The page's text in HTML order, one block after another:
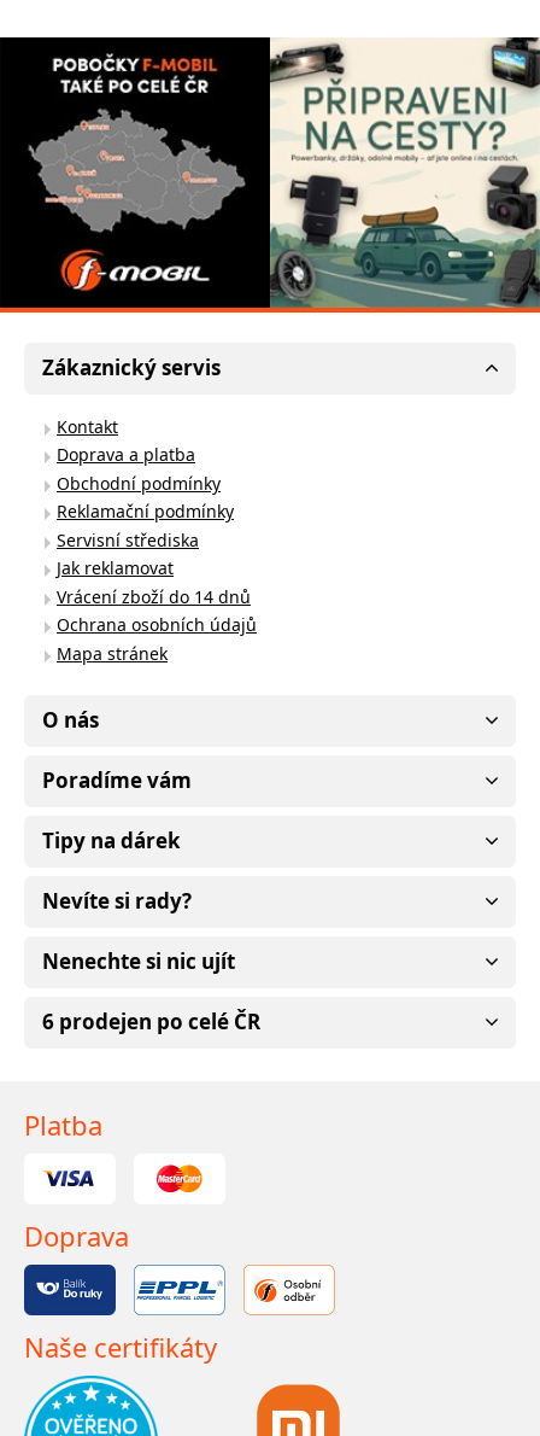
Zákaznický servis
Kontakt
Doprava a platba
Obchodní podmínky
Reklamační podmínky
Servisní střediska
Jak reklamovat
Vrácení zboží do 14 dnů
Ochrana osobních údajů
Mapa stránek
O nás
Poradíme vám
Tipy na dárek
Nevíte si rady?
Nenechte si nic ujít
6 prodejen po celé ČR
Platba
Doprava
Naše certifikáty